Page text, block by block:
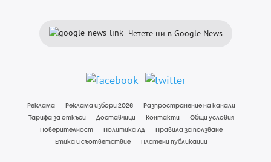
Четете ни в Google News
Реклама Реклама избори 2026
Разпространение на канали
Тарифа за откъси
Доставчици Контакти
Общи условия
Поверителност
Политика ЛД
Правила за ползване
Етика и съответствие
Платени публикации